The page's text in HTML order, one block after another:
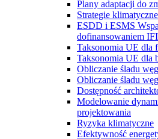
Plany adaptacji do
Strategie
ESDD i ESMS
dofinansowaniem IFI
Taksonomia UE dla
Taksonomia UE dla
Obliczanie śladu
Obliczanie śladu
Dostępność
Modelowanie
projektowania
Ryzyka klimatyczne
Efektywność